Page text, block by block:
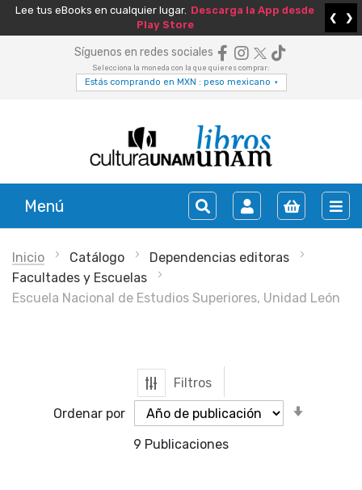
Lee tus eBooks en cualquier lugar. Descarga la App desde
Play Store
❮ ❯
Síguenos en redes sociales
Selecciona la moneda con la que quieres comprar:
Estás comprando en MXN : peso mexicano ▾
Menú
Inicio Catálogo
Dependencias editoras
Facultades y Escuelas
Escuela Nacional de Estudios Superiores, Unidad León
Filtros
Ordenar por
9 Publicaciones